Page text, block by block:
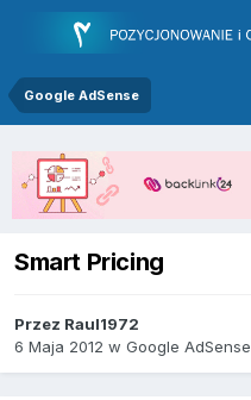
Google AdSense
Smart Pricing
Przez Raul1972
6 Maja 2012 w Google AdSense